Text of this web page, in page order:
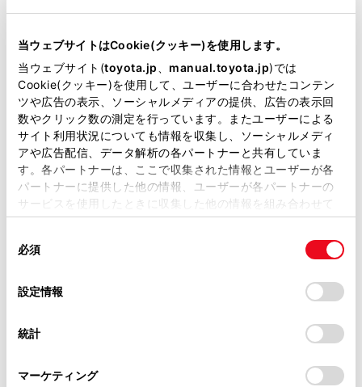
当ウェブサイトはCookie(クッキー)を使用します。
当ウェブサイト(toyota.jp manual.toyota.jp)では
Cookie(クッキー)を使用して、ユーザーに合わせたコンテン
ツや広告の表示、ソーシャルメディアの提供、広告の表示回
数やクリック数の測定を行っています。またユーザーによる
サイト利用状況についても情報を収集し、ソーシャルメディ
アや広告配信、データ解析の各パートナーと共有していま
す。各パートナーは、ここで収集された情報とユーザーが各
パートナーに提供した他の情報、ユーザーが各パートナーの
サービスを使用したときに収集した他の情報を組み合わせて
使用することがあります。当ウェブサイトの使用を続行する
デバイスにすべてのCookie(クッキー)が保存されることに同
意したことになります。Cookie(クッキー)のオプトアウト、
設定の変更、同意を撤回したりするにあたっては、当社の
「Cookie（クッキー）情報の取り扱いについて
」をご覧くだ
必須
設定情報
統計
マーケティング
必須 郵便番号
住所自動入力
必須 都道府県
必須 市区町村名